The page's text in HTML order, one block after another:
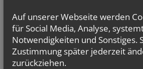
Auf unserer Webseite werden
für Social Media, Analyse,
Notwendigkeiten und Sonstiges.
Zustimmung später jederzeit
zurückziehen.